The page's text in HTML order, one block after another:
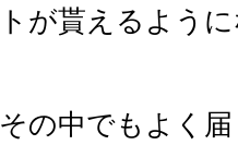
トが貰えるよう
その中でもよく